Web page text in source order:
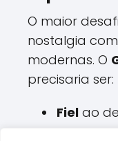
O maior
nostalgia
modernas. O
precisaria ser:
Fiel ao